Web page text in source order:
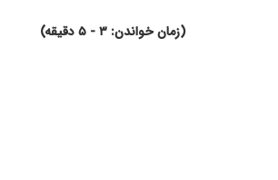
(زمان خواندن: ٣ - ۵ دقیقه)